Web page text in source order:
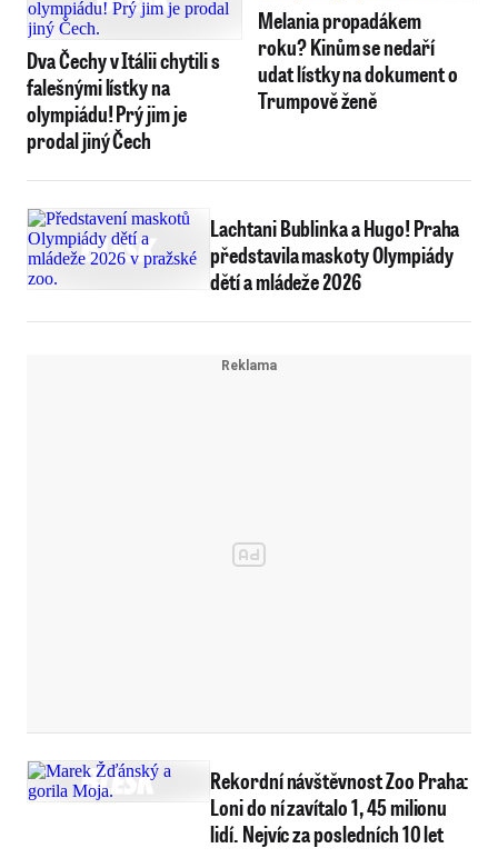
Dva Čechy v Itálii chytili s
falešnými lístky na
olympiádu! Prý jim je
prodal jiný Čech
Melania propadákem
roku? Kinům se nedaří
udat lístky na dokument o
Trumpově ženě
Lachtani Bublinka a Hugo! Praha
představila maskoty Olympiády
dětí a mládeže 2026
Rekordní návštěvnost Zoo Praha:
Loni do ní zavítalo 1, 45 milionu
lidí. Nejvíc za posledních 10 let